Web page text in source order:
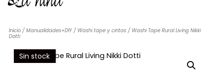
Inicio/ Manualidades+DIY/ Washi tape y cintas/ Washi Tape Rural Living Nikki
Dotti
Sin stock